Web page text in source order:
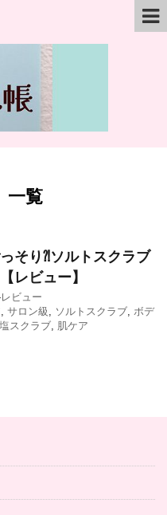
一覧
そり⁈ソルトスクラブ
レビュー】
レビュー
, サロン級 , ソルトスクラブ, ボデ
塩スクラブ, 肌ケア